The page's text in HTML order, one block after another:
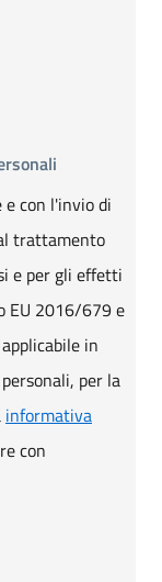
e con l'invio di
trattamento
e per gli effetti
EU 2016/679 e
in
per la
informativa
con